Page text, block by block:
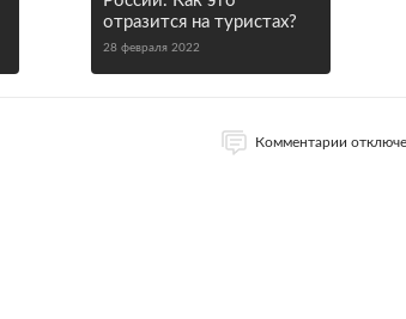
отразится на туристах?
28 февраля 2022
Комментарии